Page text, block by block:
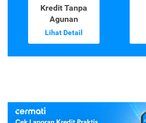
Kredit Tanpa
Agunan
Lihat Detail